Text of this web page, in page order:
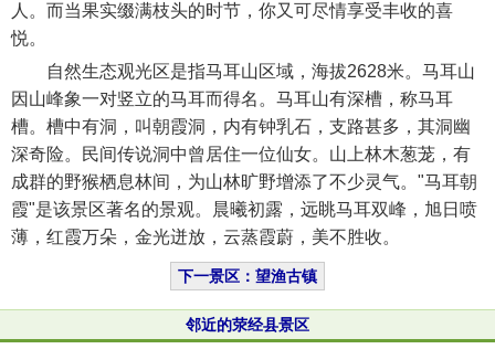
人。而当果实缀满枝头的时节，你又可尽情享受丰收的喜
悦。
自然生态观光区是指马耳山区域，海拔2628米。马耳山
因山峰象一对竖立的马耳而得名。马耳山有深槽，称马耳
槽。槽中有洞，叫朝霞洞，内有钟乳石，支路甚多，其洞幽
深奇险。民间传说洞中曾居住一位仙女。山上林木葱茏，有
成群的野猴栖息林间，为山林旷野增添了不少灵气。"马耳朝
霞"是该景区著名的景观。晨曦初露，远眺马耳双峰，旭日喷
薄，红霞万朵，金光迸放，云蒸霞蔚，美不胜收。
下一景区：望渔古镇
邻近的荥经县景区